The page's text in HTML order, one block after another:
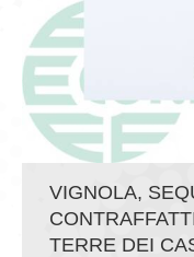
VIGNOLA,
TERRE DEI